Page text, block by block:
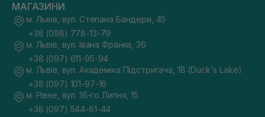
МАГАЗИНИ
м. Львів, вул. Степана Бандери, 45
+38 (098) 778-13-79
м. Львів, вул. Івана Франка, 36
+38 (097) 611-95-94
м. Львів, вул. Академіка Підстригача, 1В (Duck's Lake)
+38 (097) 101-97-16
м. Рівне, вул. 16-го Липня, 15
+38 (097) 544-61-44